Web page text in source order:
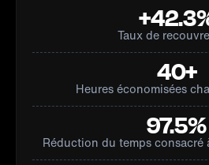
Taux de
40+
Heures économisées
97.5%
Réduction du temps consacré